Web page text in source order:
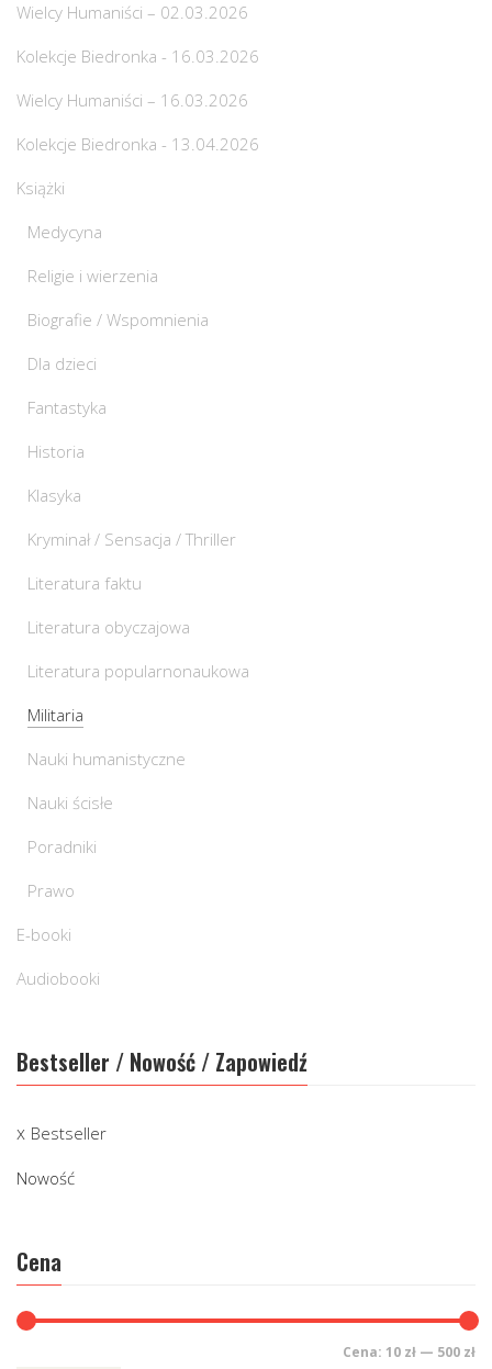
Wielcy Humaniści – 02.03.2026
Kolekcje Biedronka - 16.03.2026
Wielcy Humaniści – 16.03.2026
Kolekcje Biedronka - 13.04.2026
Książki
Medycyna
Religie i wierzenia
Biografie / Wspomnienia
Dla dzieci
Fantastyka
Historia
Klasyka
Kryminał / Sensacja / Thriller
Literatura faktu
Literatura obyczajowa
Literatura popularnonaukowa
Militaria
Nauki humanistyczne
Nauki ścisłe
Poradniki
Prawo
E-booki
Audiobooki
Bestseller / Nowość / Zapowiedź
Bestseller
Nowość
Cena
Cena: 10 zł — 500 zł